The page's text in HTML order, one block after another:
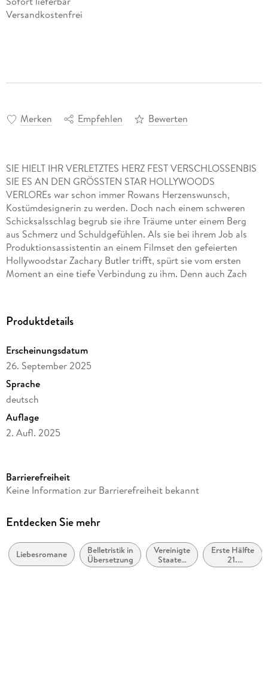
Versandkostenfrei
Merken Empfehlen Bewerten
SIE HIELT IHR VERLETZTES HERZ FEST VERSCHLOSSENBIS
SIE ES AN DEN GRÖSSTEN STAR HOLLYWOODS
VERLOREs war schon immer Rowans Herzenswunsch,
Kostümdesignerin zu werden. Doch nach einem schweren
Schicksalsschlag begrub sie ihre Träume unter einem Berg
aus Schmerz und Schuldgefühlen. Als sie bei ihrem Job als
Produktionsassistentin an einem Filmset den gefeierten
Hollywoodstar Zachary Butler trifft, spürt sie vom ersten
Moment an eine tiefe Verbindung zu ihm. Denn auch Zach
weiß, dass sie sich zuerst der Trauer stellen muss, die sie seit
hält, wenn ihre Liebe eine Chance haben soll . . .»Emma Scott
hat wieder einmal bewiesen, dass sie der Lage ist, eine
unvergessliche Geschichte zu erzählen, die lange nach der
letzten Seite nachhallt. « mari3_readsDer neue Einzelband
von SPIEGEL-Bestseller-Autorin Emma Scott
Produktdetails
Erscheinungsdatum
26. September 2025
Sprache
deutsch
Auflage
2. Aufl. 2025
Altersempfehlung
Autor/Autorin
Übersetzung
Christin Ullmann
Barrierefreiheit
Keine Information zur Barrierefreiheit bekannt
Entdecken Sie mehr
Liebesromane
Belletristik in
Übersetzung
Vereinigte
Staaten
von
Erste Hälfte
21.
Jahrhundert